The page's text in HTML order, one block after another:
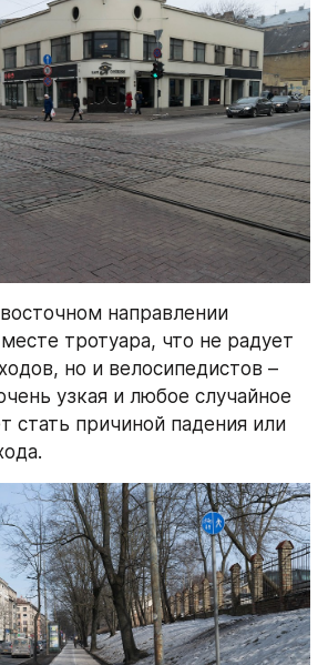
направлении
тротуара, что не радует
но и велосипедистов –
узкая и любое случайное
стать причиной падения или